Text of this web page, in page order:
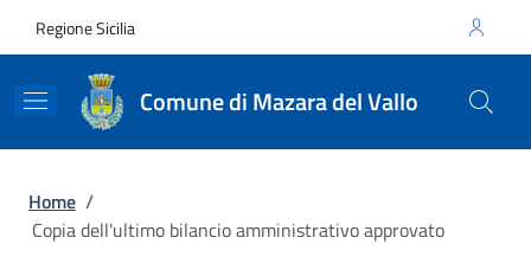
Regione Sicilia
Comune di Mazara del Vallo
Briciole di pane
Home /
Copia dell'ultimo bilancio amministrativo approvato